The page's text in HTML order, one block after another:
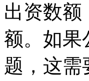
出资数额
额。如果
题，这需